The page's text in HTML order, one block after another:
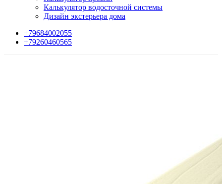
Калькулятор водосточной системы
Дизайн экстерьера дома
+79684002055
+79260460565